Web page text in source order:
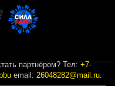
партнёром? Тел: +7-
email: 26048282@mail.ru.